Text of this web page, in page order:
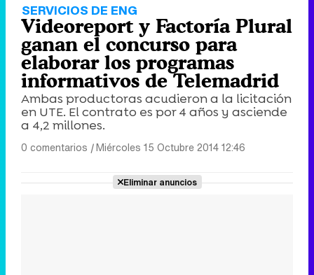
SERVICIOS DE ENG
Videoreport y Factoría Plural
ganan el concurso para
elaborar los programas
informativos de Telemadrid
Ambas productoras acudieron a la licitación
en UTE. El contrato es por 4 años y asciende
a 4,2 millones.
0 comentarios |Miércoles 15 Octubre 2014 12:46
Eliminar anuncios